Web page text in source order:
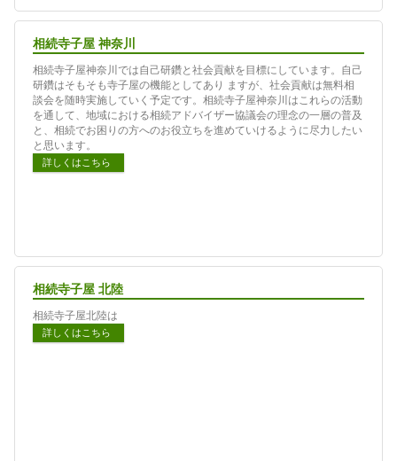
相続寺子屋 神奈川
相続寺子屋神奈川では自己研鑽と社会貢献を目標にしています。自己
研鑽はそもそも寺子屋の機能としてあり ますが、社会貢献は無料相
談会を随時実施していく予定です。相続寺子屋神奈川はこれらの活動
を通して、地域における相続アドバイザー協議会の理念の一層の普及
と、相続でお困りの方へのお役立ちを進めていけるように尽力したい
と思います。
詳しくはこちら
相続寺子屋 北陸
相続寺子屋北陸は
詳しくはこちら